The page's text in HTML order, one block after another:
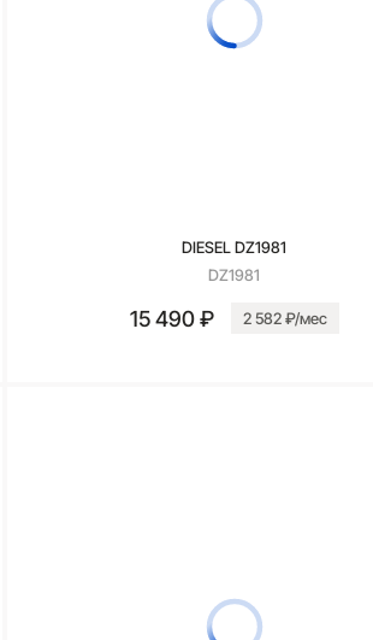
DIESEL DZ1981
DZ1981
15 490 ₽ 2 582 ₽/мес